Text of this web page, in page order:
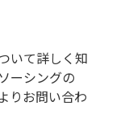
いて詳しく知
ーシングの
りお問い合わ